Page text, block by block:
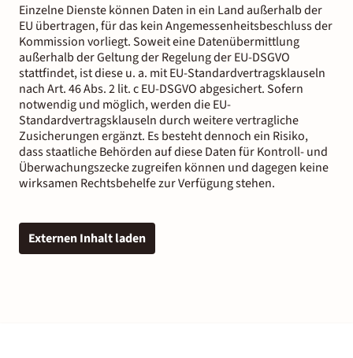
Einzelne Dienste können Daten in ein Land außerhalb der
EU übertragen, für das kein Angemessenheitsbeschluss der
Kommission vorliegt. Soweit eine Datenübermittlung
außerhalb der Geltung der Regelung der EU-DSGVO
stattfindet, ist diese u. a. mit EU-Standardvertragsklauseln
nach Art. 46 Abs. 2 lit. c EU-DSGVO abgesichert. Sofern
notwendig und möglich, werden die EU-
Standardvertragsklauseln durch weitere vertragliche
Zusicherungen ergänzt. Es besteht dennoch ein Risiko,
dass staatliche Behörden auf diese Daten für Kontroll- und
Überwachungszecke zugreifen können und dagegen keine
wirksamen Rechtsbehelfe zur Verfügung stehen.
Externen Inhalt laden